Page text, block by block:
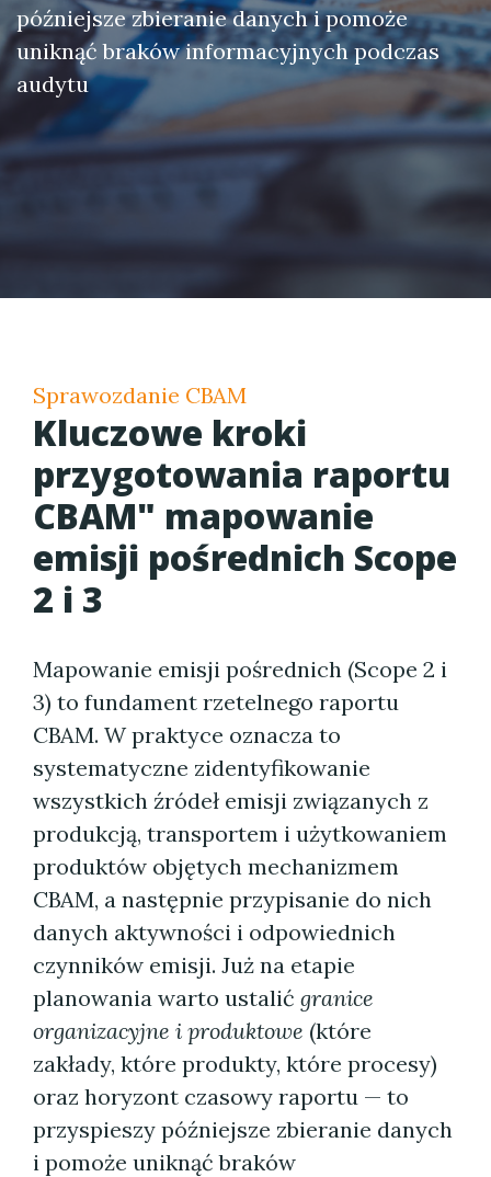
późniejsze zbieranie danych i pomoże
uniknąć braków informacyjnych podczas
audytu
Sprawozdanie CBAM
Kluczowe kroki
przygotowania raportu
CBAM" mapowanie
emisji pośrednich Scope
2 i 3
Mapowanie emisji pośrednich (Scope 2 i
3) to fundament rzetelnego raportu
CBAM. W praktyce oznacza to
systematyczne zidentyfikowanie
wszystkich źródeł emisji związanych z
produkcją, transportem i użytkowaniem
produktów objętych mechanizmem
CBAM, a następnie przypisanie do nich
danych aktywności i odpowiednich
czynników emisji. Już na etapie
planowania warto ustalić granice
organizacyjne i produktowe (które
zakłady, które produkty, które procesy)
oraz horyzont czasowy raportu — to
przyspieszy późniejsze zbieranie danych
i pomoże uniknąć braków